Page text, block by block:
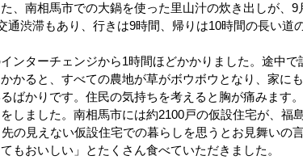
、南相馬市での大鍋を使った里山汁の炊き出しが、9
通渋滞もあり、行きは9時間、帰りは10時間の長い道
ンターチェンジから1時間ほどかかりました。途中で
かると、すべての農地が草がボウボウとなり、家に
ばかりです。住民の気持ちを考えると胸が痛みます。
しました。南相馬市には約2100戸の仮設住宅が、福
の見えない仮設住宅での暮らしを思うとお見舞いの
もおいしい」とたくさん食べていただきました。